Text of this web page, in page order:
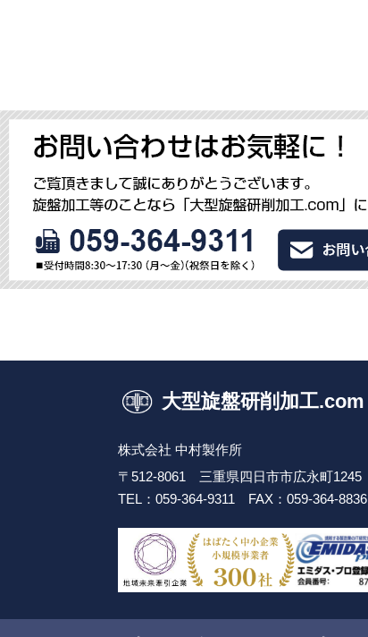
大型旋盤研削加工.com
株式会社 中村製作所
〒512-8061 三重県四日市市広永町1245
TEL：059-364-9311 FAX：059-364-8836